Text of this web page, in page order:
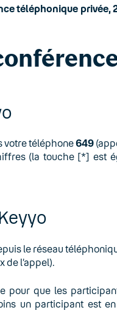
téléphonique privée,
votre téléphone649
(la touche [*] est
le réseau
l’appel).
pour que les
un participant est